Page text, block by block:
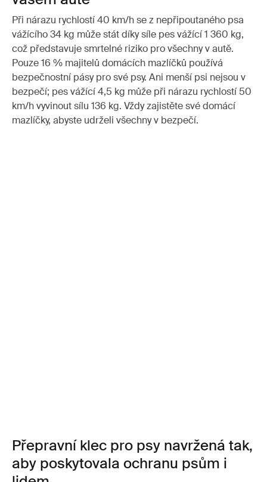
Při nárazu rychlostí 40 km/h se z nepřipoutaného psa
vážícího 34 kg může stát díky síle pes vážící 1 360 kg,
což představuje smrtelné riziko pro všechny v autě.
Pouze 16 % majitelů domácích mazlíčků používá
bezpečnostní pásy pro své psy. Ani menší psi nejsou v
bezpečí; pes vážící 4,5 kg může při nárazu rychlostí 50
km/h vyvinout sílu 136 kg. Vždy zajistěte své domácí
mazlíčky, abyste udrželi všechny v bezpečí.
Přepravní klec pro psy navržená tak,
aby poskytovala ochranu psům i